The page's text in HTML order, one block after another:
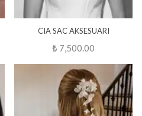
CIA SAC AKSESUARI
₺ 7,500.00